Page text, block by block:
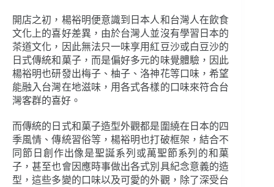
開店之初，楊裕明便意識到日本人和台灣人在飲食
文化上的喜好差異，由於台灣人並沒有學習日本的
茶道文化，因此無法只一味享用紅豆沙或白豆沙的
日式傳統和菓子，而是偏好多元的味覺體驗，因此
楊裕明也研發出梅子、柚子、洛神花等口味，希望
能融入台灣在地滋味，用各式各樣的口味來符合台
灣客群的喜好。
而傳統的日式和菓子造型外觀都是圍繞在日本的四
季風情、傳統習俗等，楊裕明也打破框架，結合不
同節日創作出像是聖誕系列或萬聖節系列的和菓
子，甚至也會因應時事做出各式別具紀念意義的造
型，這些多變的口味以及可愛的外觀，除了深受台